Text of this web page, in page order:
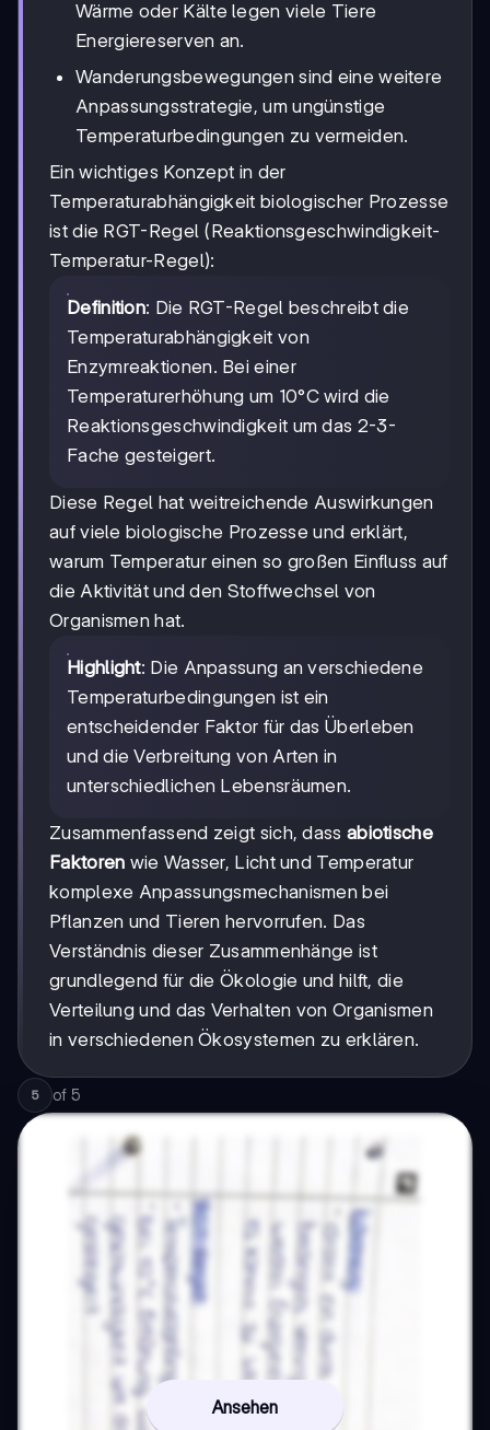
Wärme oder Kälte legen viele Tiere
Energiereserven an.
Wanderungsbewegungen sind eine weitere
Anpassungsstrategie, um ungünstige
Temperaturbedingungen zu vermeiden.
Ein wichtiges Konzept in der
Temperaturabhängigkeit biologischer Prozesse
ist die RGT-Regel (Reaktionsgeschwindigkeit-
Temperatur-Regel):
Definition: Die RGT-Regel beschreibt die
Temperaturabhängigkeit von
Enzymreaktionen. Bei einer
Temperaturerhöhung um 10°C wird die
Reaktionsgeschwindigkeit um das 2-3-
Fache gesteigert.
Diese Regel hat weitreichende Auswirkungen
auf viele biologische Prozesse und erklärt,
warum Temperatur einen so großen Einfluss auf
die Aktivität und den Stoffwechsel von
Organismen hat.
Highlight: Die Anpassung an verschiedene
Temperaturbedingungen ist ein
entscheidender Faktor für das Überleben
und die Verbreitung von Arten in
unterschiedlichen Lebensräumen.
Zusammenfassend zeigt sich, dass abiotische
Faktoren wie Wasser, Licht und Temperatur
komplexe Anpassungsmechanismen bei
Pflanzen und Tieren hervorrufen. Das
Verständnis dieser Zusammenhänge ist
grundlegend für die Ökologie und hilft, die
Verteilung und das Verhalten von Organismen
in verschiedenen Ökosystemen zu erklären.
5 of 5
Ansehen